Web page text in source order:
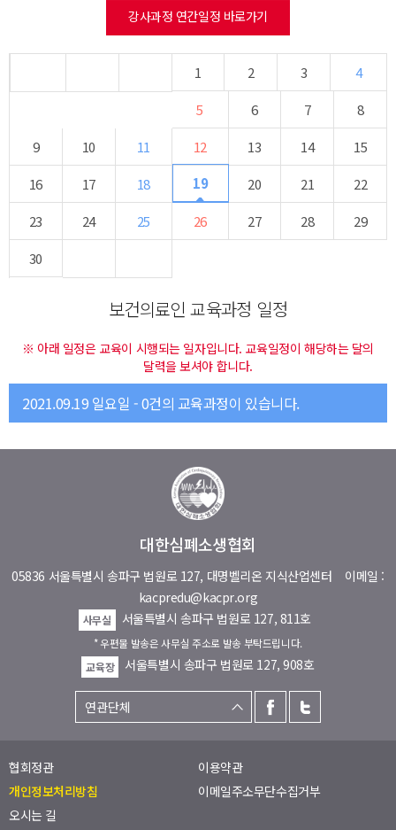
강사과정 연간일정 바로가기
1 2 3
4
5
6 7
8
9
10 11 12 13 14
15
16
17 18 19 20 21
22
23
24 25 26 27 28
29
30
보건의료인 교육과정 일정
※ 아래 일정은 교육이 시행되는 일자입니다. 교육일정이 해당하는 달의
달력을 보셔야 합니다.
2021.09.19 일요일 - 0건의 교육과정이 있습니다.
대한심폐소생협회
05836 서울특별시 송파구 법원로 127, 대명벨리온 지식산업센터 이메일 :
kacpredu@kacpr.org
사무실 서울특별시 송파구 법원로 127, 811호
* 우편물 발송은 사무실 주소로 발송 부탁드립니다.
교육장
서울특별시 송파구 법원로 127, 908호
협회정관
이용약관
개인정보처리방침
이메일주소무단수집거부
오시는 길